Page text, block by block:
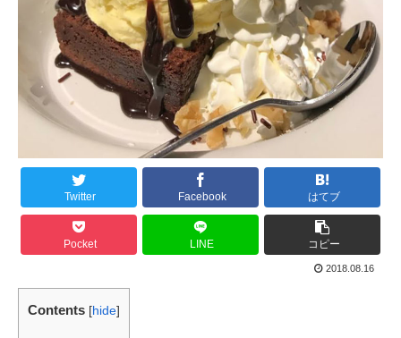
Twitter Facebook はてブ
Pocket LINE コピー
2018.08.16
Contents [hide]